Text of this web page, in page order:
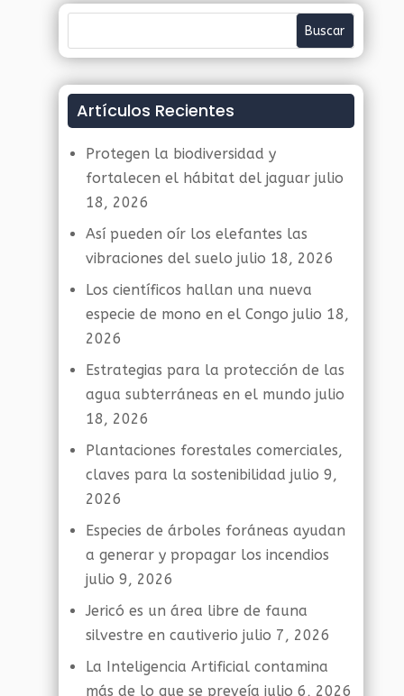
Artículos Recientes
Protegen la biodiversidad y
fortalecen el hábitat del jaguar julio
18, 2026
Así pueden oír los elefantes las
vibraciones del suelo julio 18, 2026
Los científicos hallan una nueva
especie de mono en el Congo julio 18,
2026
Estrategias para la protección de las
agua subterráneas en el mundo julio
18, 2026
Plantaciones forestales comerciales,
claves para la sostenibilidad julio 9,
2026
Especies de árboles foráneas ayudan
a generar y propagar los incendios
julio 9, 2026
Jericó es un área libre de fauna
silvestre en cautiverio julio 7, 2026
La Inteligencia Artificial contamina
más de lo que se preveía julio 6, 2026